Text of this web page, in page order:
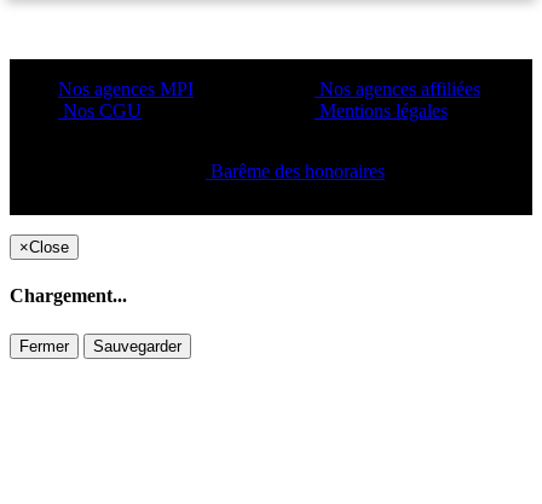
Nos agences MPI
Nos CGU
Nos agences affiliées
Mentions légales
Barême des honoraires
×Close
Chargement...
Fermer Sauvegarder